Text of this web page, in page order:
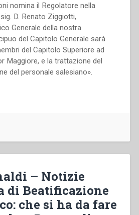
nomina il Regolatore nella
D. Renato Ziggiotti,
Generale della nostra
del Capitolo Generale sarà
del Capitolo Superiore ad
Maggiore, e la trattazione del
del personale salesiano».
– Notizie
di Beatificazione
che si ha da fare